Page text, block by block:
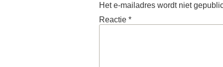
Het e-mailadres wordt niet
Reactie *